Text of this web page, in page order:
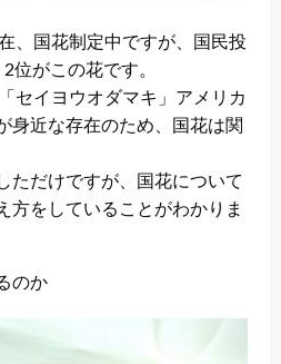
、国花制定中ですが、国民投
位がこの花です。
セイヨウオダマキ」アメリカ
身近な存在のため、国花は関
ただけですが、国花について
方をしていることがわかりま
のか